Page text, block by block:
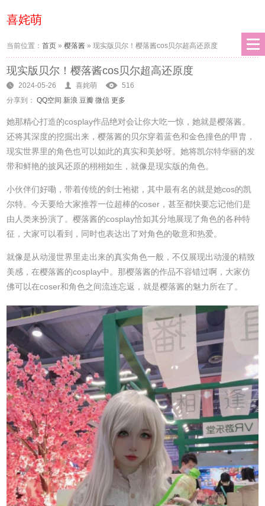
喜姹萌
当前位置：首页 »樱落酱 »现实版贝尔！樱落酱cos贝尔超高还原度
现实版贝尔！樱落酱cos贝尔超高还原度
2024-05-26 喜姹萌
516
分享到： QQ空间 新浪 豆瓣 微信 更多
她那精心打造的cosplay作品绝对会让你大吃一惊，她就是樱落酱。
还将其深度的挖掘出来，樱落酱的贝尔穿着蓝色和金色撞色的甲胄，
现实世界里的角色也可以如此的真实和美妙呀。她将凯尔特华丽的发
带和鲜艳的披风还原的栩栩如生，就像是现实版的角色。
小伙伴们好嘞，带着传统的剑士袍裙，其中最有名的就是她cos的凯
尔特。今天要给大家推荐一位超棒的coser，甚至都快要忘记他们是
由人类来扮演了。樱落酱的cosplay恰如其分地展现了角色的各种特
征，大家可以看到，同时也表达出了对角色的敬意和热爱。
就像是从动漫世界里走出来的真实角色一般，不仅展现出动漫的精致
美感，在樱落酱的cosplay中。那樱落酱的作品不容错过啊，大家仿
佛可以在coser和角色之间流连忘返，就是樱落酱的魅力所在了。